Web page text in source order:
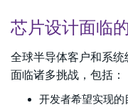
芯片设计面临
全球半导体客户和系
面临诸多挑战，包括：
开发者希望实现